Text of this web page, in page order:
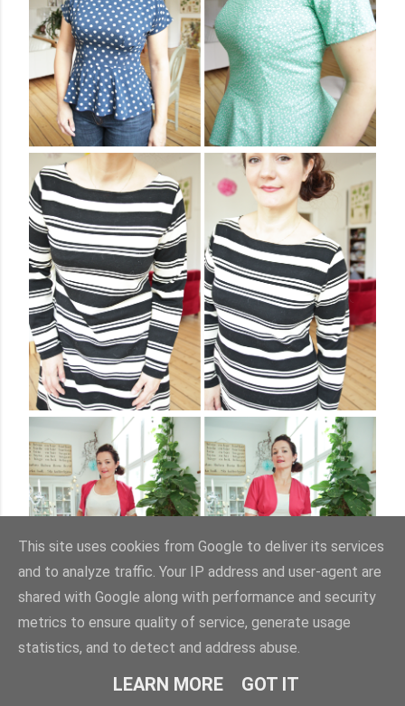
This site uses cookies from Google to deliver its services
and to analyze traffic. Your IP address and user-agent are
shared with Google along with performance and security
metrics to ensure quality of service, generate usage
statistics, and to detect and address abuse.
LEARN MORE GOT IT